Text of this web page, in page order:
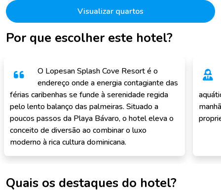
Por que escolher este hotel?
O Lopesan Splash Cove Resort é o
endereço onde a energia contagiante das
férias caribenhas se funde à serenidade regida
pelo lento balanço das palmeiras. Situado a
poucos passos da Playa Bávaro, o hotel eleva o
conceito de diversão ao combinar o luxo
moderno à rica cultura dominicana.
Visualizar quartos
Quais os destaques do hotel?